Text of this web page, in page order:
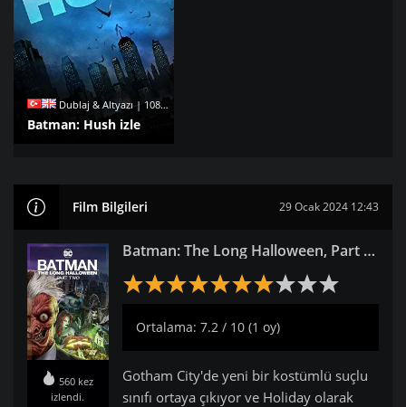
Dublaj & Altyazı | 1080p |
Batman: Hush izle
Film Bilgileri 29 Ocak 2024 12:43
560 kez
izlendi.
Batman: The Long Halloween, Part Two izle
Ortalama: 7.2 / 10 (1 oy)
Gotham City'de yeni bir kostümlü suçlu
sınıfı ortaya çıkıyor ve Holiday olarak